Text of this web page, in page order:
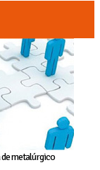
de metalúrgico